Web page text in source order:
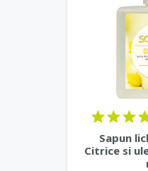
Sapun
Citrice si